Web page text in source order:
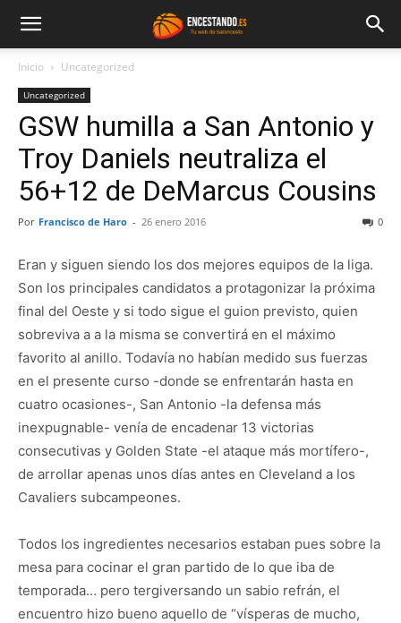
Inicio Uncategorized
Uncategorized
GSW humilla a San Antonio y
Troy Daniels neutraliza el
56+12 de DeMarcus Cousins
Por Francisco de Haro - 26 enero 2016 0
Eran y siguen siendo los dos mejores equipos de la liga.
Son los principales candidatos a protagonizar la próxima
final del Oeste y si todo sigue el guion previsto, quien
sobreviva a a la misma se convertirá en el máximo
favorito al anillo. Todavía no habían medido sus fuerzas
en el presente curso -donde se enfrentarán hasta en
cuatro ocasiones-, San Antonio -la defensa más
inexpugnable- venía de encadenar 13 victorias
consecutivas y Golden State -el ataque más mortífero-,
de arrollar apenas unos días antes en Cleveland a los
Cavaliers subcampeones.
Todos los ingredientes necesarios estaban pues sobre la
mesa para cocinar el gran partido de lo que iba de
temporada… pero tergiversando un sabio refrán, el
encuentro hizo bueno aquello de “vísperas de mucho,